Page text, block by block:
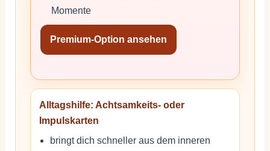
Momente
Premium-Option ansehen
Alltagshilfe: Achtsamkeits- oder
Impulskarten
bringt dich schneller aus dem inneren